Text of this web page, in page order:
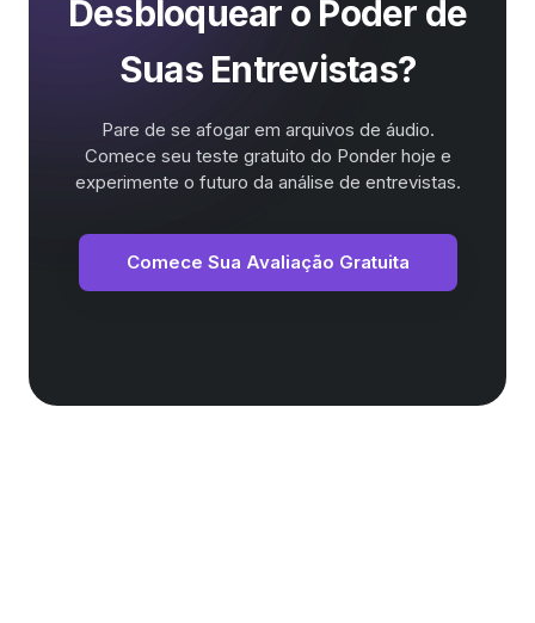
Desbloquear o Poder de
Suas Entrevistas?
Pare de se afogar em arquivos de áudio.
Comece seu teste gratuito do Ponder hoje e
experimente o futuro da análise de entrevistas.
Comece Sua Avaliação Gratuita